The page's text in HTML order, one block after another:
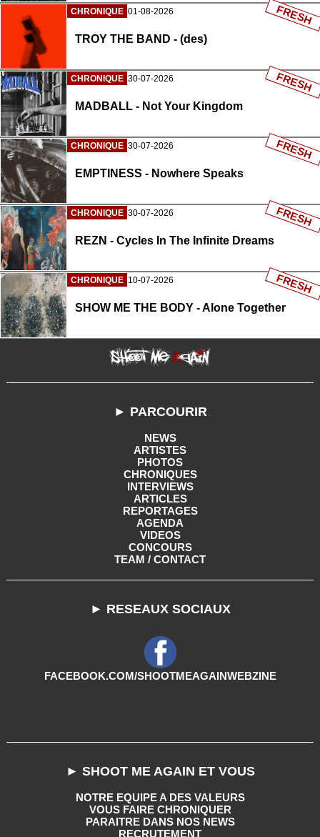
CHRONIQUE 01-08-2026
TROY THE BAND - (des)
FRESH
CHRONIQUE 30-07-2026
MADBALL - Not Your Kingdom
FRESH
CHRONIQUE 30-07-2026
EMPTINESS - Nowhere Speaks
FRESH
CHRONIQUE 30-07-2026
REZN - Cycles In The Infinite Dreams
FRESH
CHRONIQUE 10-07-2026
SHOW ME THE BODY - Alone Together
FRESH
► PARCOURIR
NEWS
ARTISTES
PHOTOS
CHRONIQUES
INTERVIEWS
ARTICLES
REPORTAGES
AGENDA
VIDEOS
CONCOURS
TEAM / CONTACT
► RESEAUX SOCIAUX
FACEBOOK.COM/SHOOTMEAGAINWEBZINE
► SHOOT ME AGAIN ET VOUS
NOTRE EQUIPE A DES VALEURS
VOUS FAIRE CHRONIQUER
PARAITRE DANS NOS NEWS
RECRUTEMENT